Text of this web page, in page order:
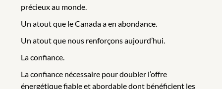
précieux au monde.
Un atout que le Canada a en abondance.
Un atout que nous renforçons aujourd’hui.
La confiance.
La confiance nécessaire pour doubler l’offre
énergétique fiable et abordable dont bénéficient les